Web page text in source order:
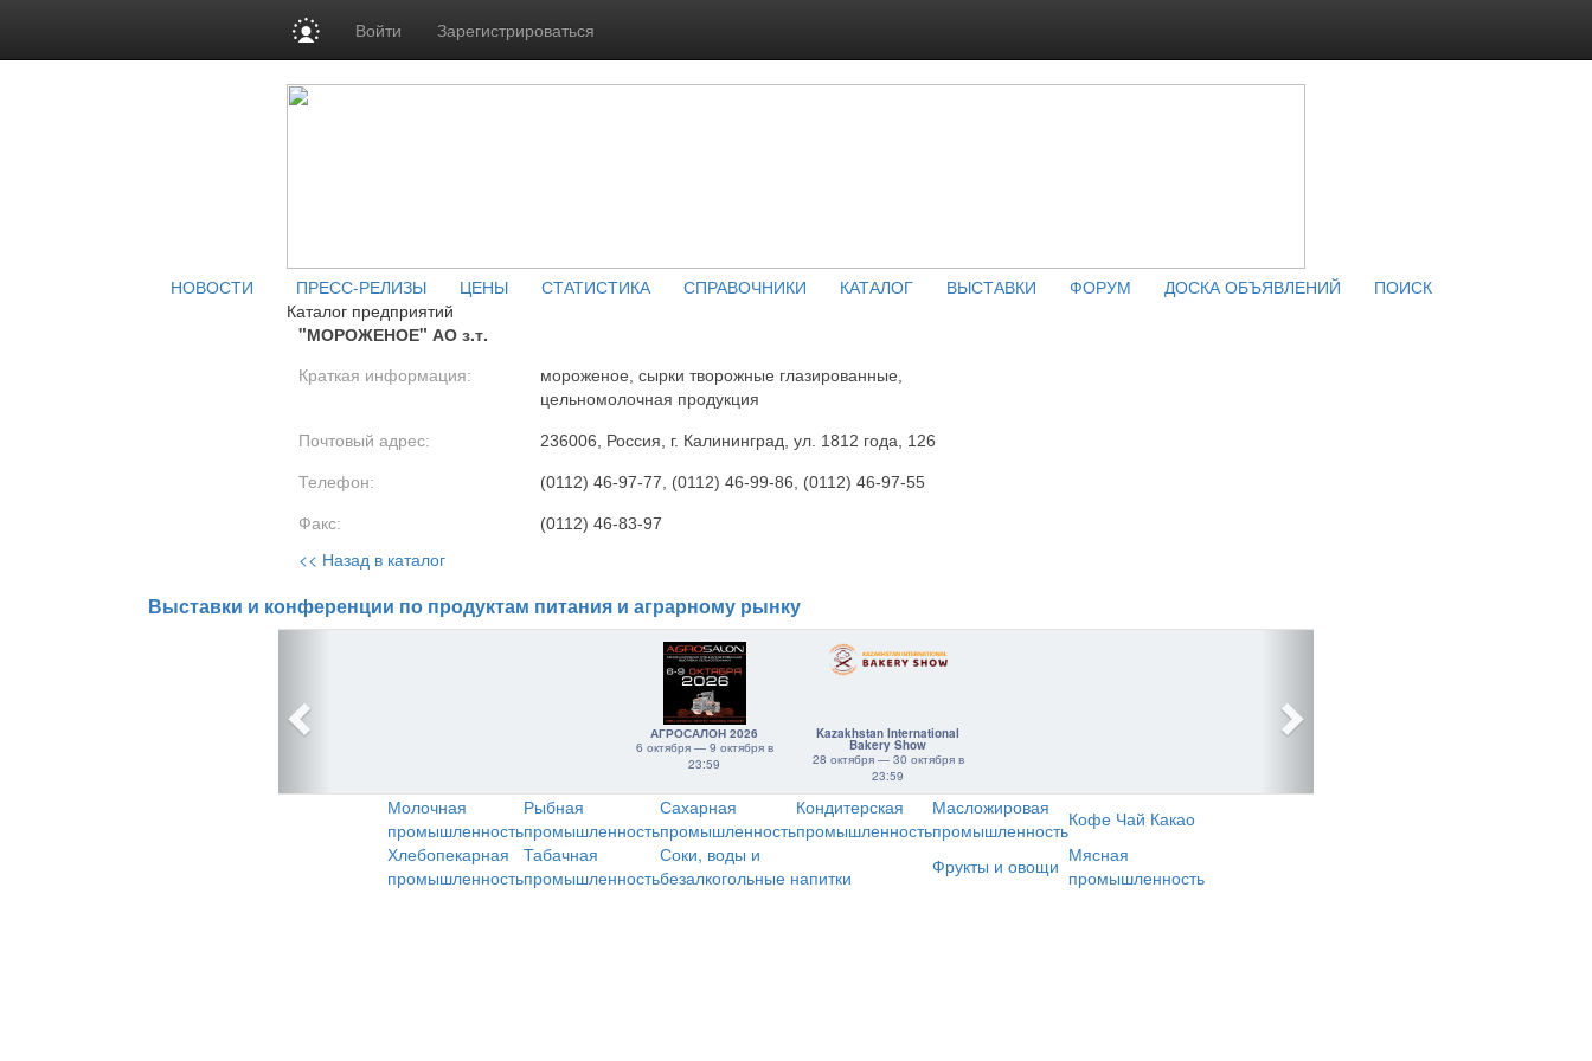
Войти Зарегистрироваться
НОВОСТИ ПРЕСС-РЕЛИЗЫ ЦЕНЫ СТАТИСТИКА СПРАВОЧНИКИ КАТАЛОГ ВЫСТАВКИ ФОРУМ ДОСКА ОБЪЯВЛЕНИЙ
ПОИСК
Каталог предприятий
"МОРОЖЕНОЕ" АО з.т.
Краткая информация:
мороженое, сырки творожные глазированные,
цельномолочная продукция
Почтовый адрес: 236006, Россия, г. Калининград, ул. 1812 года, 126
Телефон: (0112) 46-97-77, (0112) 46-99-86, (0112) 46-97-55
Факс: (0112) 46-83-97
<< Назад в каталог
Выставки и конференции по продуктам питания и аграрному рынку
АГРОСАЛОН 2026
6 октября — 9 октября в
23:59
Kazakhstan International
Bakery Show
28 октября — 30 октября в
23:59
Молочная
промышленность
Рыбная
промышленность
Сахарная
промышленность
Кондитерская
промышленность
Масложировая
промышленностьКофе Чай Какао
Хлебопекарная
промышленность
Табачная
промышленность
Соки, воды и
безалкогольные напитки
Фрукты и овощи Мясная
промышленность